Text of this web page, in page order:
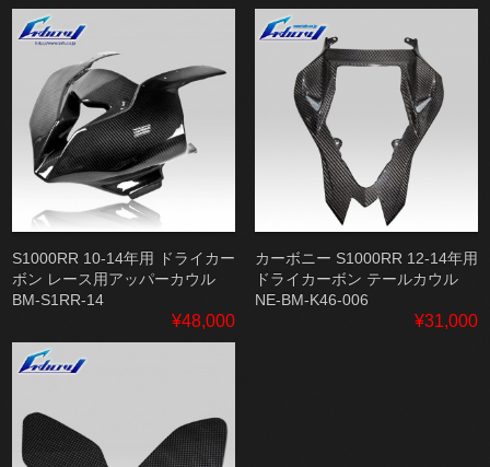
S1000RR 10-14年用 ドライカー
ボン レース用アッパーカウル
BM-S1RR-14
¥48,000
カーボニー S1000RR 12-14年用
ドライカーボン テールカウル
NE-BM-K46-006
¥31,000